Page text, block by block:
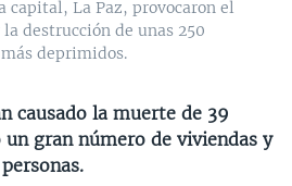
capital, La Paz, provocaron el
destrucción de unas 250
deprimidos.
causado la muerte de 39
gran número de viviendas y